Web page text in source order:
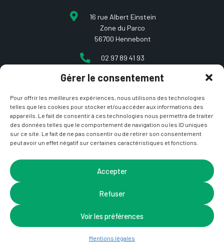
Gérer le consentement
Pour offrir les meilleures expériences, nous utilisons des technologies
telles que les cookies pour stocker et/ou accéder aux informations des
appareils. Le fait de consentir à ces technologies nous permettra de traiter
des données telles que le comportement de navigation ou les ID uniques
sur ce site. Le fait de ne pas consentir ou de retirer son consentement
peut avoir un effet négatif sur certaines caractéristiques et fonctions.
Accepter
Refuser
Voir les préférences
Mentions légales
16 rue Albert Einstein
Zone du Parco
56700 Hennebont
02 97 89 41 93
contact@etcarepart.com
CGV– Site développé parLa Coquille Web– Design par
Nicotam